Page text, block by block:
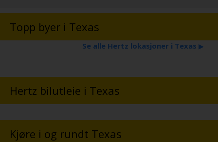
Topp byer i Texas
Se alle Hertz lokasjoner i Texas ▶
Hertz bilutleie i Texas
Kjøre i og rundt Texas